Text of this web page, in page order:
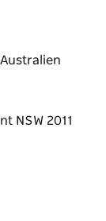
bis zu 32